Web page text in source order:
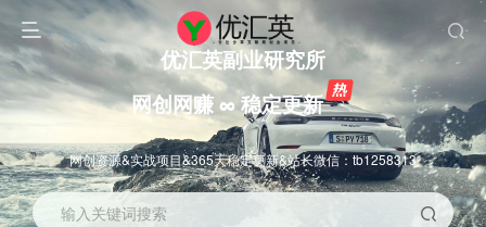
优汇英副业研究所
网创网赚 ∞ 稳定更新
网创资源&实战项目&365天稳定更新&站长微信：tb1258313
输入关键词搜索